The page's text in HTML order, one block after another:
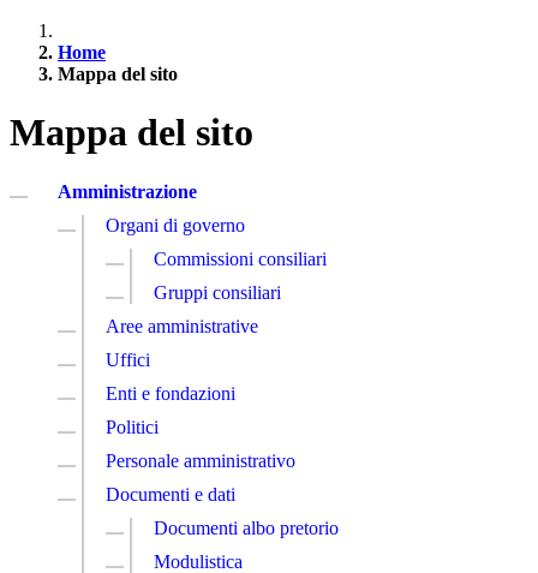
Home
Mappa del sito
Mappa del sito
Amministrazione
Organi di governo
Commissioni consiliari
Gruppi consiliari
Aree amministrative
Uffici
Enti e fondazioni
Politici
Personale amministrativo
Documenti e dati
Documenti albo pretorio
Modulistica